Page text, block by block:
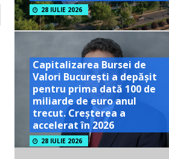
28 IULIE 2026
Capitalizarea Bursei de
Valori București a depășit
pentru prima dată 100 de
miliarde de euro anul
trecut. Creșterea a
accelerat în 2026
28 IULIE 2026